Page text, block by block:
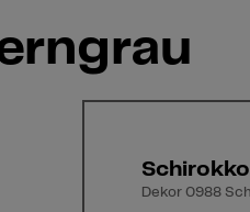
Dekor 0988